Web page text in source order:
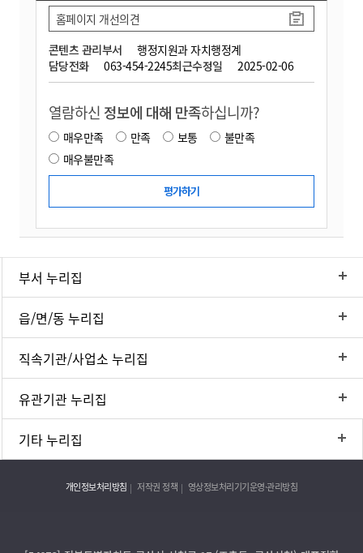
콘텐츠 관리부서
행정지원과 자치행정계
담당전화
063-454-2245최근수정일 2025-02-06
홈페이지 개선의견
열람하신 정보에 대해 만족하십니까?
매우만족 만족 보통
불만족
매우불만족
부서 누리집
읍/면/동 누리집
직속기관/사업소 누리집
유관기관 누리집
기타 누리집
개인정보처리방침 저작권 정책 영상정보처리기기운영·관리방침